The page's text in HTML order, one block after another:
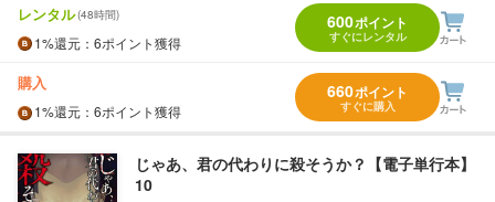
レンタル(48時間)
1%還元 ：6ポイント獲得
600ポイント
すぐにレンタル
購入
1%還元 ：6ポイント獲得
660ポイント
すぐに購入
じゃあ、君の代わりに殺そうか？【電子単行本】
10